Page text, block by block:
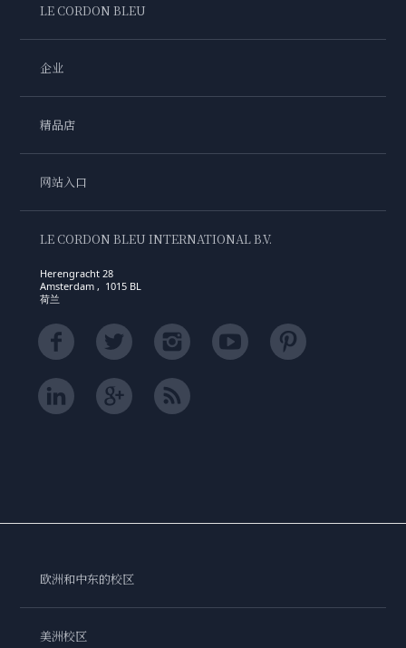
LE CORDON BLEU
企业
精品店
网站入口
LE CORDON BLEU INTERNATIONAL B.V.
Herengracht 28
Amsterdam , 1015 BL
荷兰
欧洲和中东的校区
美洲校区